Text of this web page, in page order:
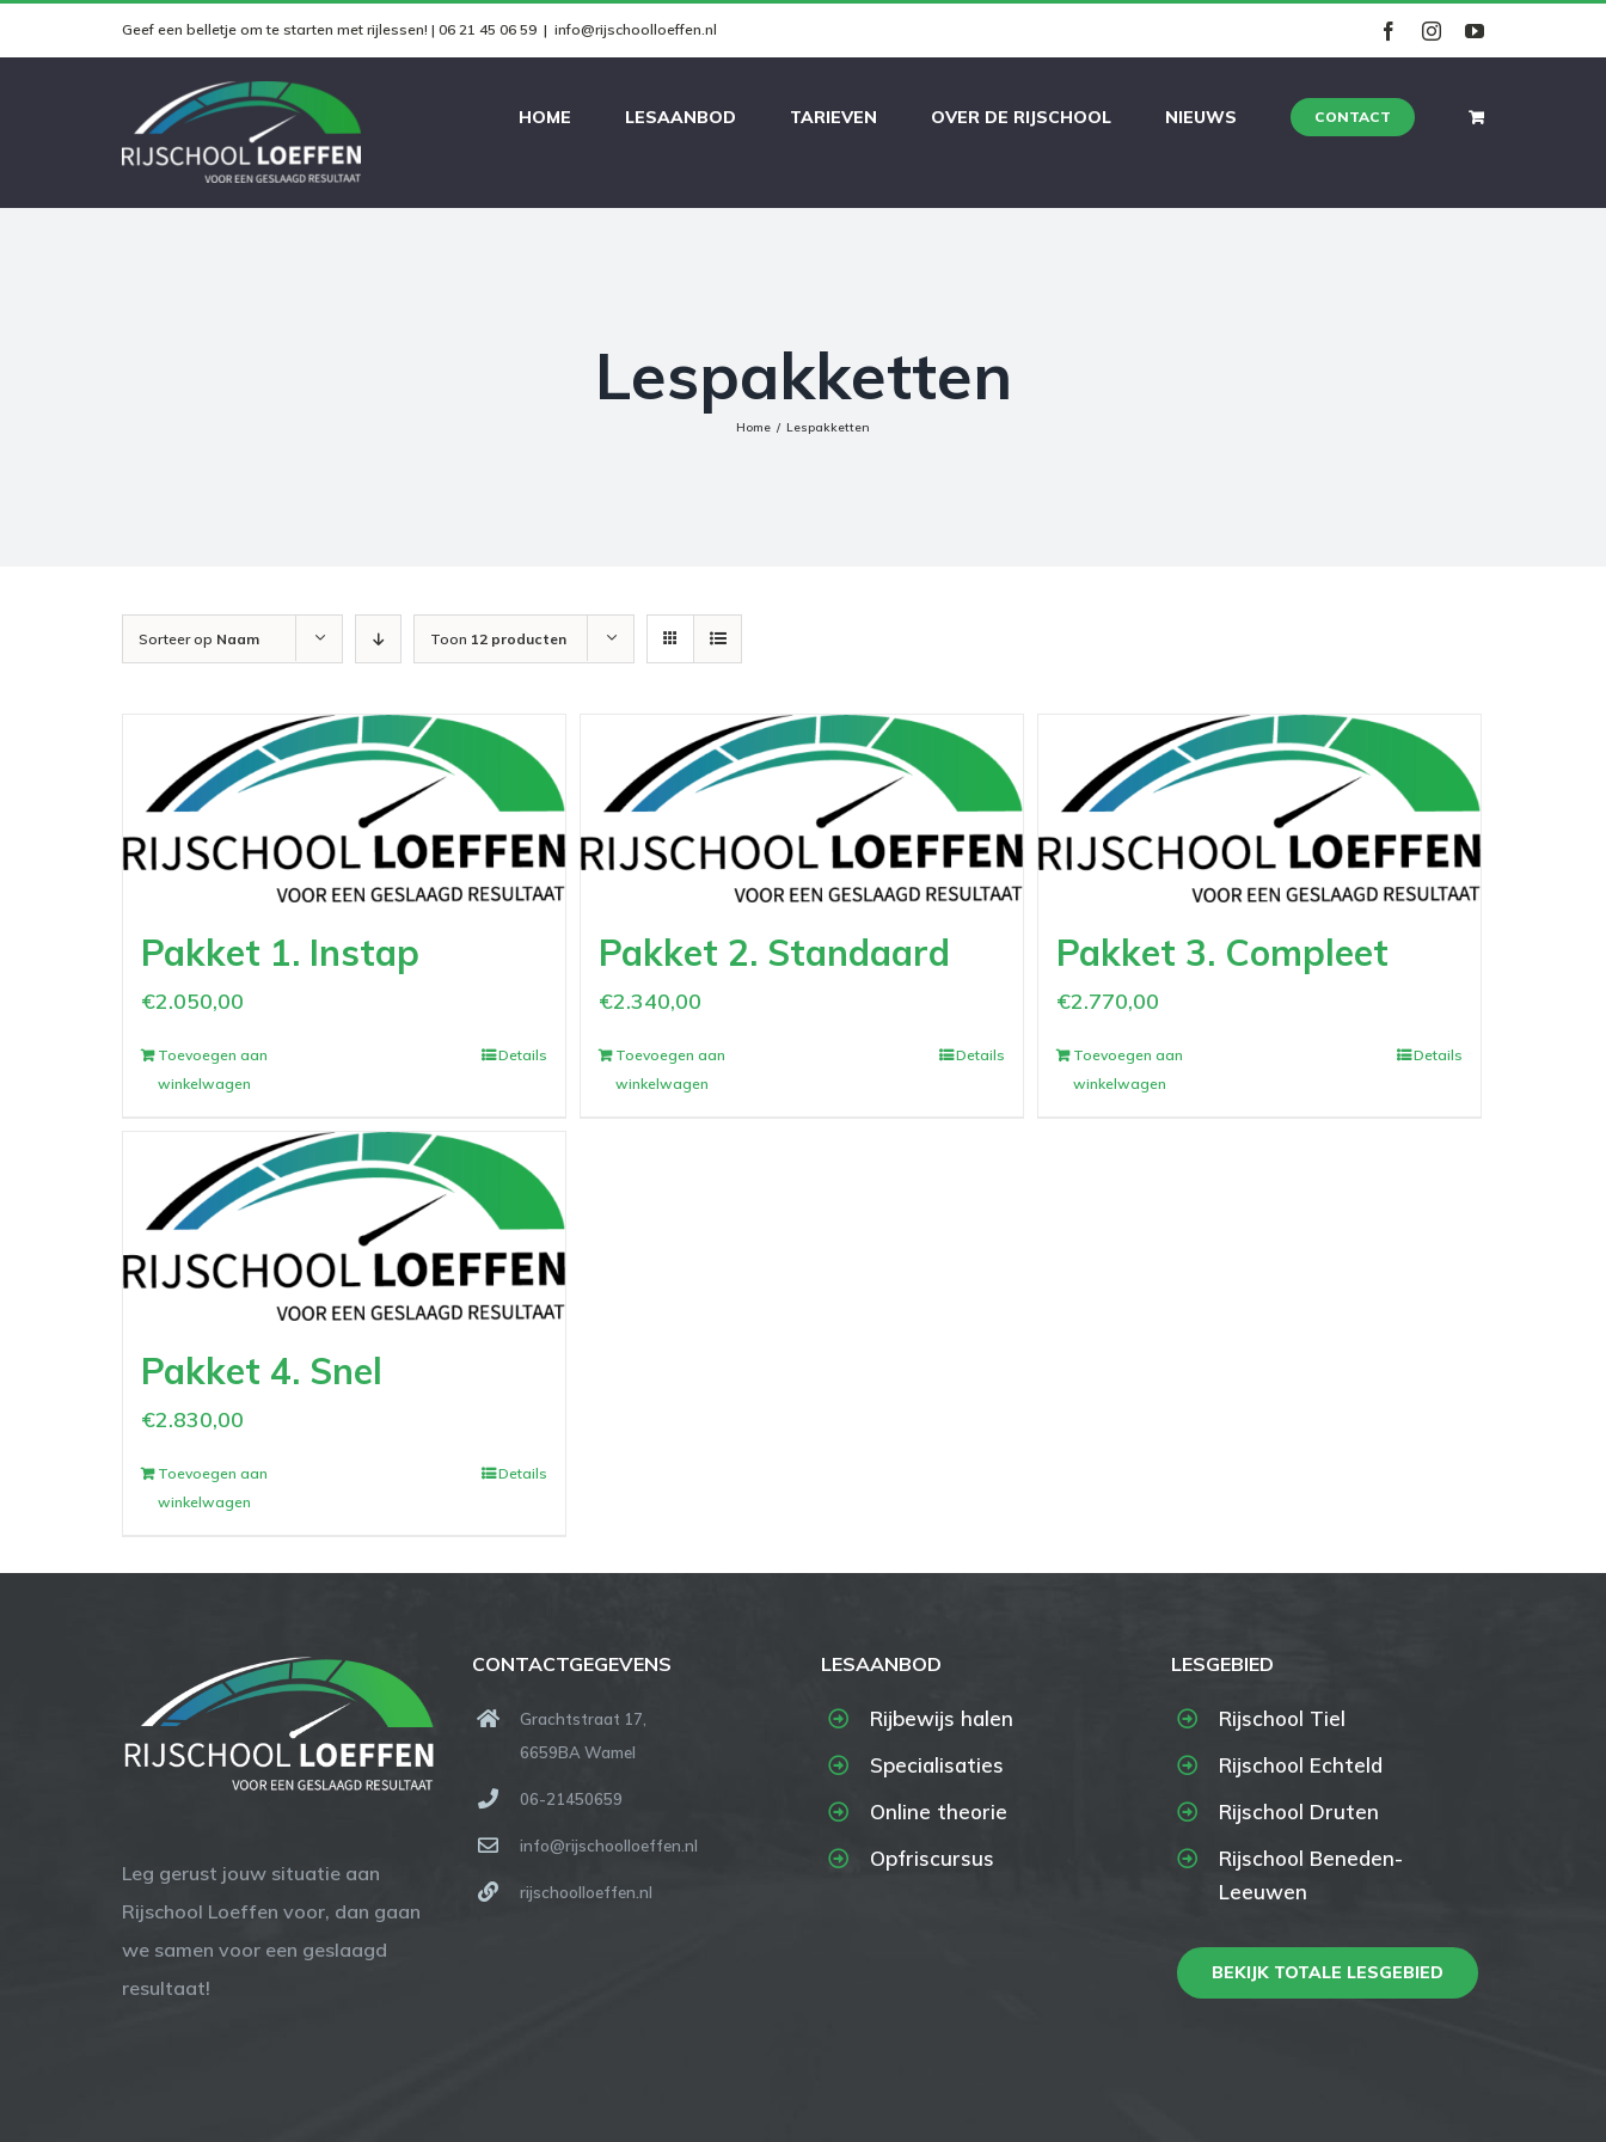
to
Geef een belletje om te starten met rijlessen! | 06 21 45 06 59 | info@rijschoolloeffen.nl facebookinstagramyoutube
HOME LESAANBOD TARIEVEN OVER DE RIJSCHOOL NIEUWS CONTACT
Lespakketten
Home / Lespakketten
Sorteer op Naam Toon 12 producten
Pakket 1. Instap
€2.050,00
Toevoegen aan
winkelwagen
Details
Pakket 2. Standaard
€2.340,00
Toevoegen aan
winkelwagen
Details
Pakket 3. Compleet
€2.770,00
Toevoegen aan
winkelwagen
Details
Pakket 4. Snel
€2.830,00
Toevoegen aan
winkelwagen
Details
Leg gerust jouw situatie aan
Rijschool Loeffen voor, dan gaan
we samen voor een geslaagd
resultaat!
CONTACTGEGEVENS
Grachtstraat 17,
6659BA Wamel
06-21450659
info@rijschoolloeffen.nl
rijschoolloeffen.nl
LESAANBOD
Rijbewijs halen
Specialisaties
Online theorie
Opfriscursus
LESGEBIED
Rijschool Tiel
Rijschool Echteld
Rijschool Druten
Rijschool Beneden-
Leeuwen
BEKIJK TOTALE LESGEBIED